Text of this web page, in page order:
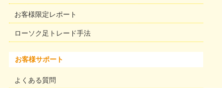
お客様限定レポート
ローソク足トレード手法
お客様サポート
よくある質問